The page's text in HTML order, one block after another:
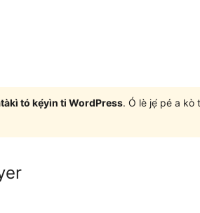
tó kẹ́yìn ti WordPress. Ó lè jẹ́ pé a kò